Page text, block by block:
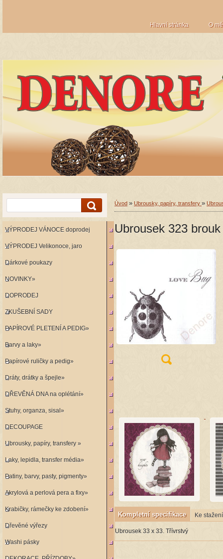
Hlavní stránka O mě
VÝPRODEJ VÁNOCE doprodej
VÝPRODEJ Velikonoce, jaro
Dárkové poukazy
NOVINKY»
DOPRODEJ
ZKUŠEBNÍ SADY
PAPÍROVÉ PLETENÍ A PEDIG»
Barvy a laky»
Papírové ruličky a pedig»
Dráty, drátky a špejle»
DŘEVĚNÁ DNA na oplétání»
Stuhy, organza, sisal»
DECOUPAGE
Ubrousky, papíry, transfery »
Laky, lepidla, transfer média»
Patiny, barvy, pasty, pigmenty»
Akrylová a perlová pera a fixy»
Krabičky, rámečky ke zdobení»
Dřevěné výřezy
Washi pásky
Úvod » Ubrousky, papíry, transfery »
Ubrousek 323 brouk
Kompletní specifikace Ke stažení
Ubrousek 33 x 33. Třívrstvý